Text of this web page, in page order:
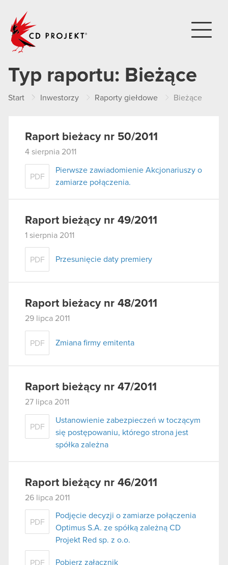
Typ raportu: Bieżące
Start Inwestorzy Raporty giełdowe Bieżące
Raport bieżacy nr 50/2011
4 sierpnia 2011
PDF
Pierwsze zawiadomienie Akcjonariuszy o
zamiarze połączenia.
Raport bieżący nr 49/2011
1 sierpnia 2011
PDF Przesunięcie daty premiery
Raport bieżacy nr 48/2011
29 lipca 2011
PDF Zmiana firmy emitenta
Raport bieżący nr 47/2011
27 lipca 2011
PDF
Ustanowienie zabezpieczeń w toczącym
się postępowaniu, którego strona jest
spółka zależna
Raport bieżący nr 46/2011
26 lipca 2011
PDF
Podjęcie decyzji o zamiarze połączenia
Optimus S.A. ze spółką zależną CD
Projekt Red sp. z o.o.
PDF Pobierz załącznik